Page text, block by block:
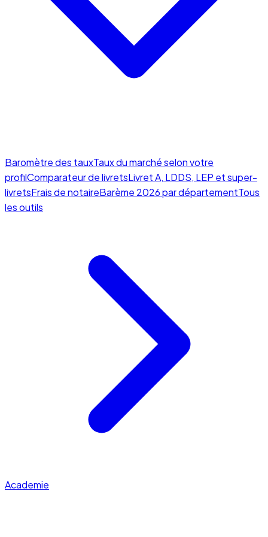
Baromètre des tauxTaux du marché selon votre
profilComparateur de livretsLivret A, LDDS, LEP et super-
livretsFrais de notaireBarème 2026 par départementTous
les outils
Academie